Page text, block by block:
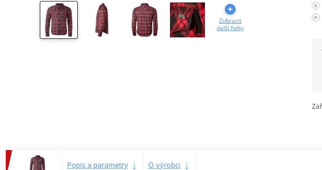
Zobrazit
další fotky
Popis a parametry O výrobci